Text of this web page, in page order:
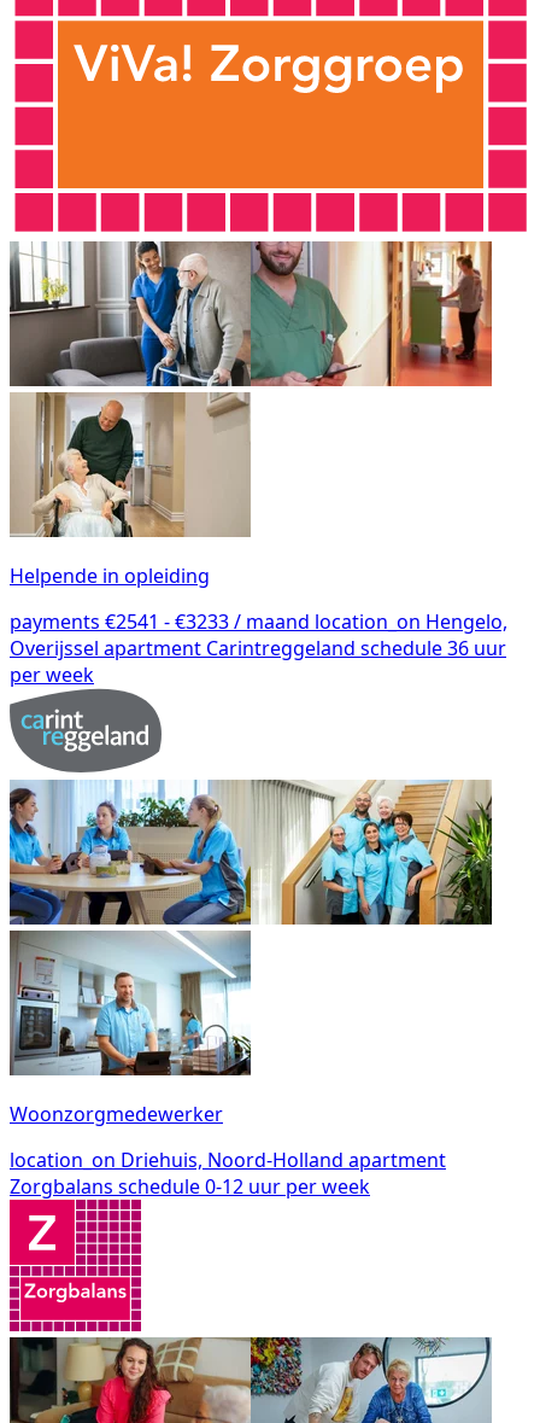
Helpende in opleiding
payments €2541 - €3233 / maand location_on Hengelo,
Overijssel apartment Carintreggeland schedule36 uur
per week
Woonzorgmedewerker
location_on Driehuis, Noord-Holland apartment
Zorgbalans schedule0-12 uur per week